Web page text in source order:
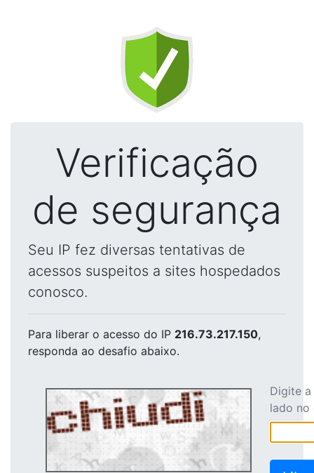
Verificação
de segurança
Seu IP fez diversas tentativas de
acessos suspeitos a sites hospedados
conosco.
Para liberar o acesso do IP 216.73.217.150,
responda ao desafio abaixo.
Digite
lado no